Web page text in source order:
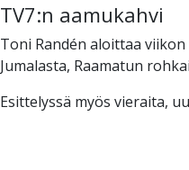
TV7:n aamukahvi
Toni Randén aloittaa
Jumalasta, Raamatun
Esittelyssä myös vieraita,